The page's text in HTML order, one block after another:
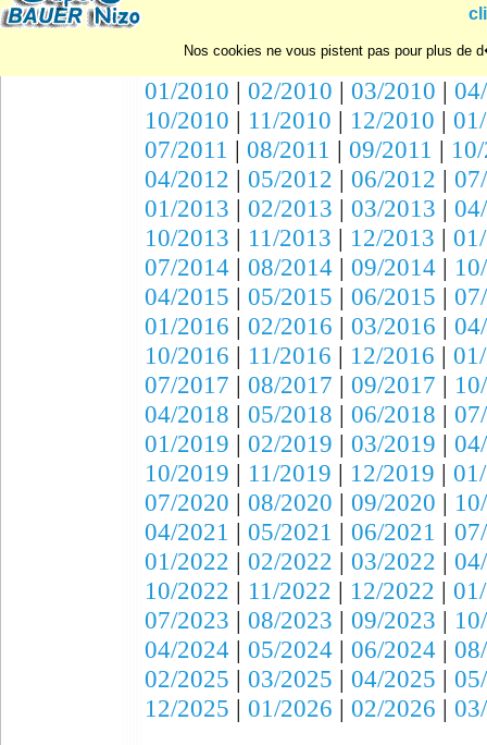
04/2009|05/2009|06/2009|
01/2010 | 02/2010 | 03/2010 |
10/2010 | 11/2010 | 12/2010 |
07/2011 | 08/2011 | 09/2011 |
04/2012 | 05/2012 | 06/2012 |
01/2013 | 02/2013 | 03/2013 |
10/2013 | 11/2013 | 12/2013 |
07/2014 | 08/2014 | 09/2014 |
04/2015 | 05/2015 | 06/2015 |
01/2016 | 02/2016 | 03/2016 |
10/2016 | 11/2016 | 12/2016 |
07/2017 | 08/2017 | 09/2017 |
04/2018 | 05/2018 | 06/2018 |
01/2019 | 02/2019 | 03/2019 |
10/2019 | 11/2019 | 12/2019 |
07/2020 | 08/2020 | 09/2020 |
04/2021 | 05/2021 | 06/2021 |
01/2022 | 02/2022 | 03/2022 |
10/2022 | 11/2022 | 12/2022 |
07/2023 | 08/2023 | 09/2023 |
04/2024 | 05/2024 | 06/2024 |
02/2025 | 03/2025 | 04/2025 |
12/2025 | 01/2026 | 02/2026 |
Nos cookies ne vous pistent pas pour plus